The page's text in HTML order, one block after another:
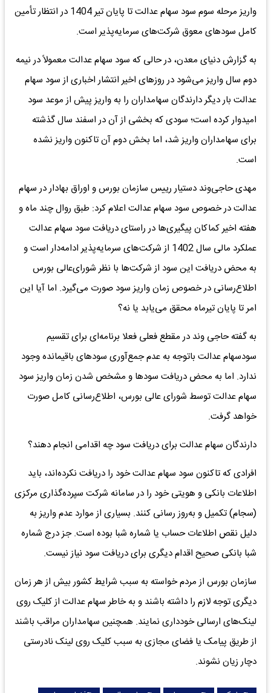
واریز مرحله سوم سود سهام عدالت تا پایان تیر 1404 در انتظار تأمین
کامل سودهای معوق شرکت‌های سرمایه‌پذیر است.
به گزارش دنیای معدن، در حالی که سود سهام عدالت معمولاً در نیمه
دوم سال واریز می‌شود در روز‌های اخیر انتشار اخباری از سود سهام
عدالت بار دیگر دارندگان سهامداران را به واریز پیش از موعد سود
امیدوار کرده است؛ سودی که بخشی از آن در اسفند سال گذشته
برای سهامداران واریز شد، اما بخش دوم آن تاکنون واریز نشده
است.
مهدی حاجی‌وند دستیار رییس سازمان بورس و اوراق بهادار در سهام
عدالت در خصوص سود سهام عدالت اعلام کرد: طبق روال چند ماه و
هفته اخیر کماکان پیگیری‌ها در راستای دریافت سود سهام عدالت
عملکرد مالی سال 1402 از شرکت‌های سرمایه‌پذیر ادامه‌دار است و
به محض دریافت این سود از شرکت‌ها با نظر شورای‌عالی بورس
اطلاع‌رسانی در خصوص زمان واریز سود صورت می‌گیرد. اما آیا این
امر تا پایان تیرماه محقق می‌یابد یا نه؟
به گفته حاجی وند در مقطع فعلی فعلا برنامه‌ای برای تقسیم
سودسهام عدالت باتوجه به عدم جمع‌آوری سود‌های باقیمانده وجود
ندارد. اما به محض دریافت سود‌ها و مشخص شدن زمان واریز سود
سهام عدالت توسط شورای عالی بورس، اطلاع‌رسانی کامل صورت
خواهد گرفت.
دارندگان سهام عدالت برای دریافت سود چه اقدامی انجام دهند؟
افرادی که تاکنون سود سهام عدالت خود را دریافت نکرده‌اند، باید
اطلاعات بانکی و هویتی خود را در سامانه شرکت سپرده‌گذاری مرکزی
(سجام) تکمیل و به‌روز رسانی کنند. بسیاری از موارد عدم واریز به
دلیل نقص اطلاعات حساب یا شماره شبا بوده است. جز درج شماره
شبا بانکی صحیح اقدام دیگری برای دریافت سود نیاز نیست.
سازمان بورس از مردم خواسته به سبب شرایط کشور بیش از هر زمان
دیگری توجه لازم را داشته باشند و به خاطر سهام عدالت از کلیک روی
لینک‌های ارسالی خودداری نمایند. همچنین سهامداران مراقب باشند
از طریق پیامک یا فضای مجازی به سبب کلیک روی لینک نادرستی
دچار زیان نشوند.